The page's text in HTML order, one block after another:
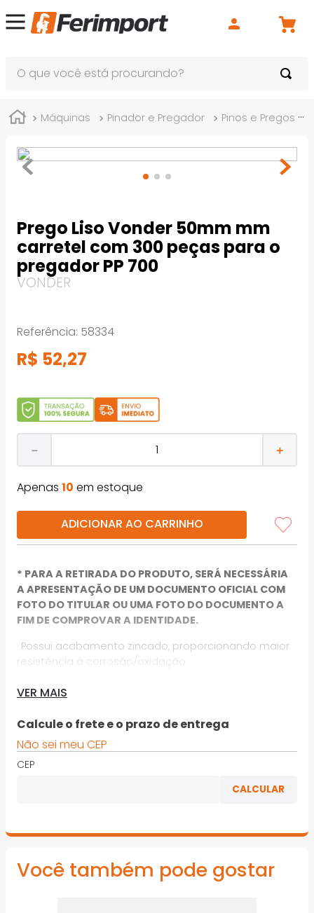
Máquinas Pinador e Pregador Pinos e Pregos
Prego Liso Vonder 50mm mm
carretel com 300 peças para o
pregador PP 700
VONDER
Referência: 58334
R$ 52,27
＋
－
Apenas 10 em estoque
ADICIONAR AO CARRINHO
* PARA A RETIRADA DO PRODUTO, SERÁ NECESSÁRIA
A APRESENTAÇÃO DE UM DOCUMENTO OFICIAL COM
FOTO DO TITULAR OU UMA FOTO DO DOCUMENTO A
FIM DE COMPROVAR A IDENTIDADE.
· Possui acabamento zincado, proporcionando maior
resistência à corrosão/oxidação
· Utilizado no Pregador Pneumático PP 700 VONDER na
fixação de madeiras em geral
*Imagens meramente ilustrativas
VER MAIS
Calcule o frete e o prazo de entrega
Não sei meu CEP
CEP
Você também pode gostar